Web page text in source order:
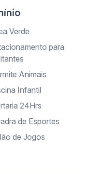
Verde
para
Animais
Infantil
24Hrs
de Esportes
de Jogos